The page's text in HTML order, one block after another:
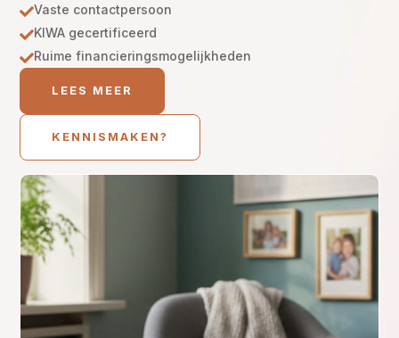
Vaste contactpersoon
KIWA gecertificeerd
Ruime financieringsmogelijkheden
LEES MEER
KENNISMAKEN?